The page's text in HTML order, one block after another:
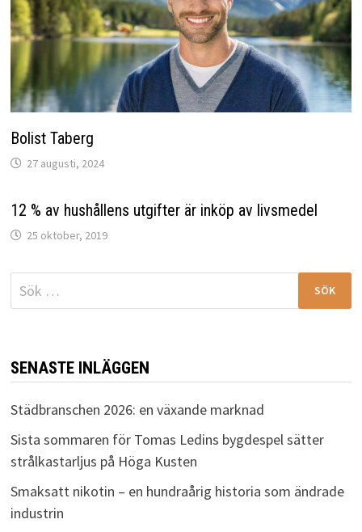
Bolist Taberg
27 augusti, 2024
12 % av hushållens utgifter är inköp av livsmedel
25 oktober, 2019
Sök
efter:
SENASTE INLÄGGEN
Städbranschen 2026: en växande marknad
Sista sommaren för Tomas Ledins bygdespel sätter
strålkastarljus på Höga Kusten
Smaksatt nikotin – en hundraårig historia som ändrade
industrin